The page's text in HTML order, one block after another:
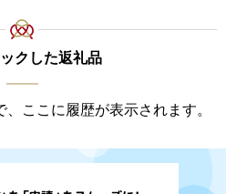
クした返礼品
ここに履歴が表示されます。